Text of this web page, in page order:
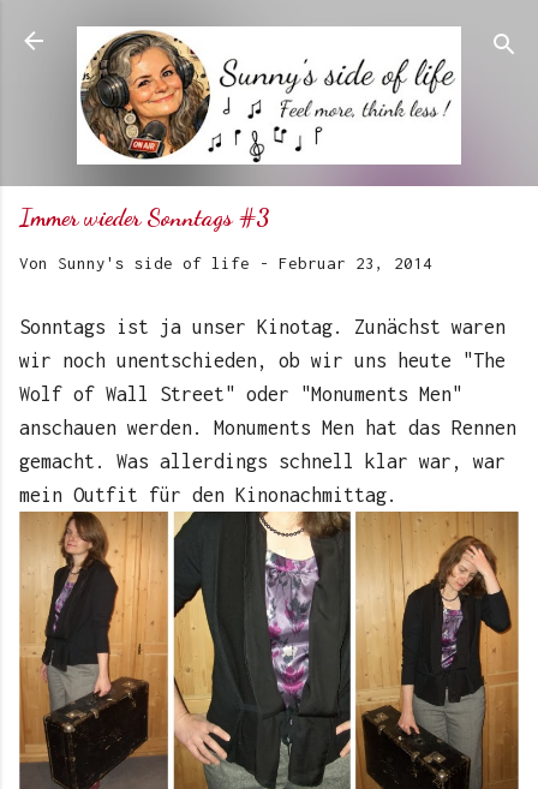
Direkt zum Hauptbereich
Immer wieder Sonntags #3
Von Sunny's side of life - Februar 23, 2014
Sonntags ist ja unser Kinotag. Zunächst waren
wir noch unentschieden, ob wir uns heute "The
Wolf of Wall Street" oder "Monuments Men"
anschauen werden. Monuments Men hat das Rennen
gemacht. Was allerdings schnell klar war, war
mein Outfit für den Kinonachmittag.